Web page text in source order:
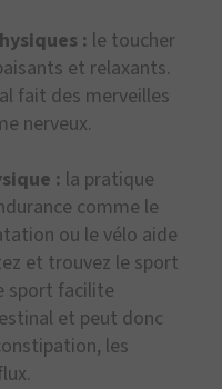
: le toucher
et relaxants.
fait des merveilles
nerveux.
: la pratique
comme le
ou le vélo aide
et trouvez le sport
sport facilite
et peut donc
les